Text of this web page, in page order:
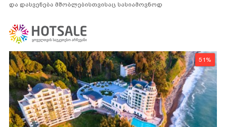
და დასვენება მშობლებისთვისაც სასიამოვნოდ
51%